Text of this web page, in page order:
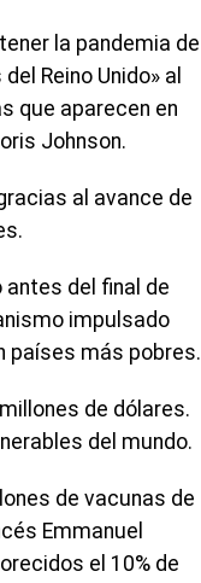
la pandemia de
Reino Unido» al
que aparecen en
Johnson.
al avance de
del final de
impulsado
países más pobres.
de dólares.
del mundo.
de vacunas de
Emmanuel
el 10% de